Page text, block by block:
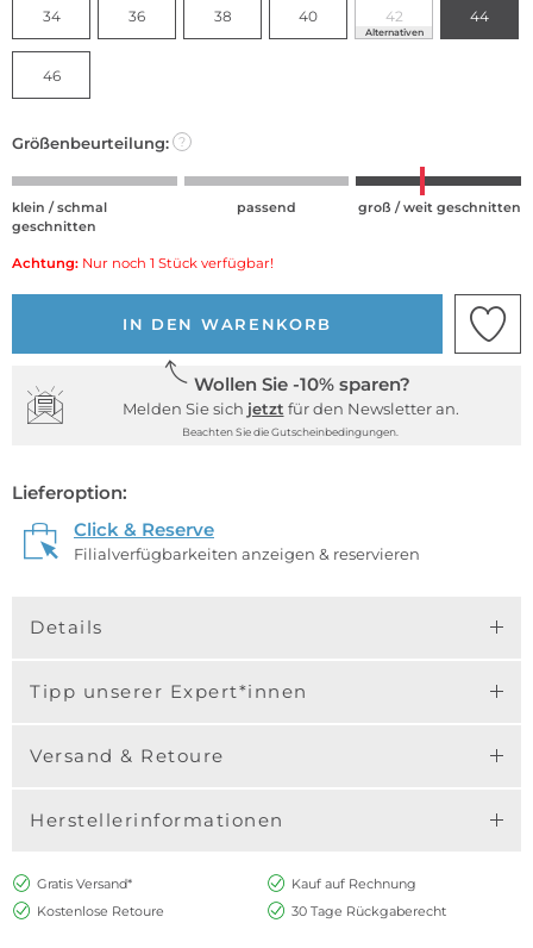
34 36 38 40 42
Alternativen
44
46
Größenbeurteilung: ?
klein / schmal
geschnitten
passend groß / weit geschnitten
Achtung: Nur noch 1 Stück verfügbar!
IN DEN WARENKORB
Wollen Sie -10% sparen?
Melden Sie sich jetzt für den Newsletter an.
Beachten Sie die Gutscheinbedingungen.
Lieferoption:
Click & Reserve
Filialverfügbarkeiten anzeigen & reservieren
Details
Tipp unserer Expert*innen
Versand & Retoure
Herstellerinformationen
Gratis Versand*
Kauf auf Rechnung
Kostenlose Retoure
30 Tage Rückgaberecht